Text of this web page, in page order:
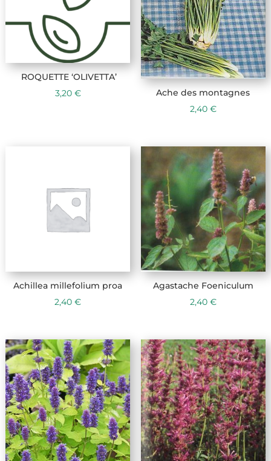
ROQUETTE ‘OLIVETTA’
3,20 €
Ache des montagnes
2,40 €
Achillea millefolium proa
2,40€
Agastache Foeniculum
2,40 €